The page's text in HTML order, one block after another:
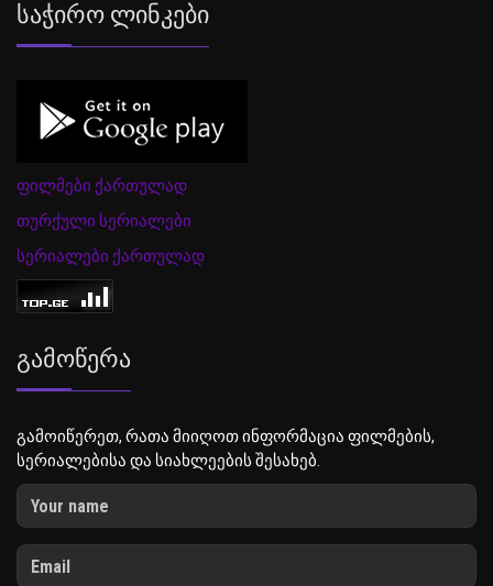
Საჭირო Ლინკები
ფილმები ქართულად
თურქული სერიალები
სერიალები ქართულად
Გამოწერა
გამოიწერეთ, რათა მიიღოთ ინფორმაცია ფილმების,
სერიალებისა და სიახლეების შესახებ.